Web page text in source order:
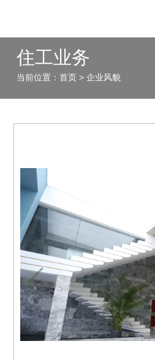
住工业务
当前位置 ： 首页 > 企业风貌